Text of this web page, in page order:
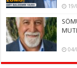
04/